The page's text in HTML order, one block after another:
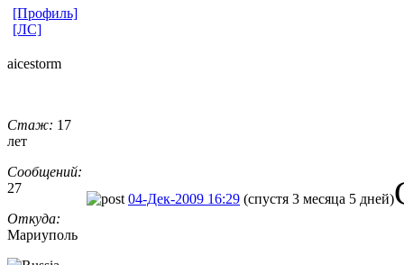
[Профиль]
[ЛС]
aicestorm
Стаж: 17
лет
Сообщений:
27
Откуда:
Мариуполь
04-Дек-2009 16:29 (спустя 3 месяца 5 дней)